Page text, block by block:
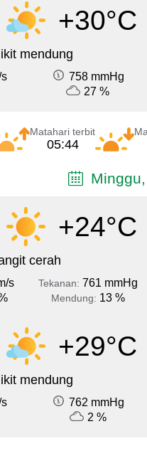
+30°C
mendung
758 mmHg
27 %
Matahari terbit
05:44
+24°C
cerah
s Tekanan: 761 mmHg
Mendung: 13 %
+29°C
mendung
762 mmHg
2 %